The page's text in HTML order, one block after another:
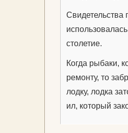
Свидетельства
столетие.
Когда рыбаки,
ремонту, то
лодку, лодка
ил, который